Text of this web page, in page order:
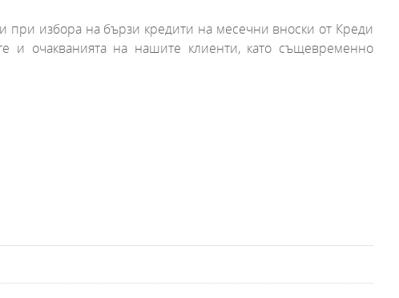
при избора на бързи кредити на месечни вноски от Креди
и очакванията на нашите клиенти, като същевременно